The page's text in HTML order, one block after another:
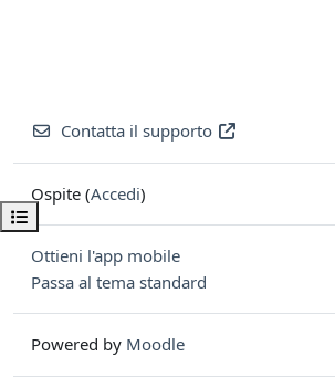
Apri indice del corso
Contatta il supporto
Ospite (Accedi)
Ottieni l'app mobile
Passa al tema standard
Powered by Moodle